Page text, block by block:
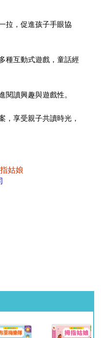
拉，促進孩子手眼協
種互動式遊戲，童話經
閱讀興趣與遊戲性。
，享受親子共讀時光，
姑娘